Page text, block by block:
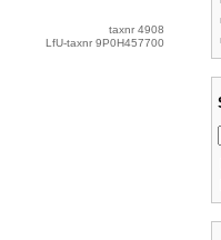
taxnr 4908
LfU-taxnr 9P0H457700